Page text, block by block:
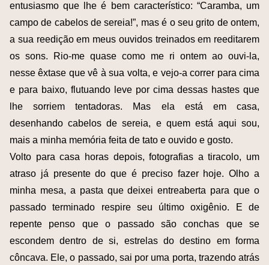
entusiasmo que lhe é bem característico: “Caramba, um
campo de cabelos de sereia!”, mas é o seu grito de ontem,
a sua reedição em meus ouvidos treinados em reeditarem
os sons. Rio-me quase como me ri ontem ao ouvi-la,
nesse êxtase que vê à sua volta, e vejo-a correr para cima
e para baixo, flutuando leve por cima dessas hastes que
lhe sorriem tentadoras. Mas ela está em casa,
desenhando cabelos de sereia, e quem está aqui sou,
mais a minha memória feita de tato e ouvido e gosto.
Volto para casa horas depois, fotografias a tiracolo, um
atraso já presente do que é preciso fazer hoje. Olho a
minha mesa, a pasta que deixei entreaberta para que o
passado terminado respire seu último oxigênio. E de
repente penso que o passado são conchas que se
escondem dentro de si, estrelas do destino em forma
côncava. Ele, o passado, sai por uma porta, trazendo atrás